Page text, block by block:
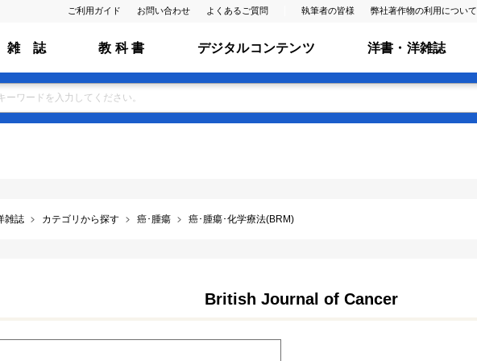
ご利用ガイド お問い合わせ よくあるご質問 執筆者の皆様 弊社著作物の利用について
雑 誌 教 科 書 デジタルコンテンツ 洋書・洋雑誌
雑誌 カテゴリから探す 癌･腫瘍 癌･腫瘍･化学療法(BRM)
British Journal of Cancer